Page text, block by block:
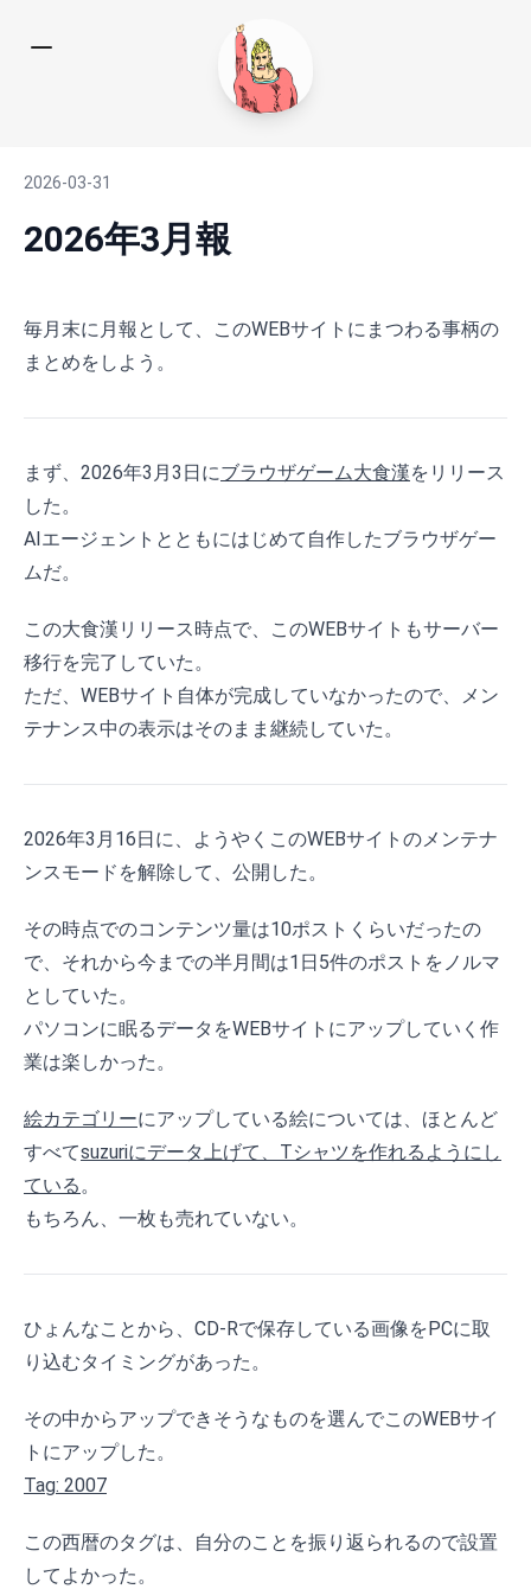
2026-03-31
2026年3月報
毎月末に月報として、このWEBサイトにまつわる事柄の
まとめをしよう。
まず、2026年3月3日にブラウザゲーム大食漢をリリース
した。
AIエージェントとともにはじめて自作したブラウザゲー
ムだ。
この大食漢リリース時点で、このWEBサイトもサーバー
移行を完了していた。
ただ、WEBサイト自体が完成していなかったので、メン
テナンス中の表示はそのまま継続していた。
2026年3月16日に、ようやくこのWEBサイトのメンテナ
ンスモードを解除して、公開した。
その時点でのコンテンツ量は10ポストくらいだったの
で、それから今までの半月間は1日5件のポストをノルマ
としていた。
パソコンに眠るデータをWEBサイトにアップしていく作
業は楽しかった。
絵カテゴリーにアップしている絵については、ほとんど
すべてsuzuriにデータ上げて、Tシャツを作れるようにし
ている。
もちろん、一枚も売れていない。
ひょんなことから、CD-Rで保存している画像をPCに取
り込むタイミングがあった。
その中からアップできそうなものを選んでこのWEBサイ
トにアップした。
Tag: 2007
この西暦のタグは、自分のことを振り返られるので設置
してよかった。